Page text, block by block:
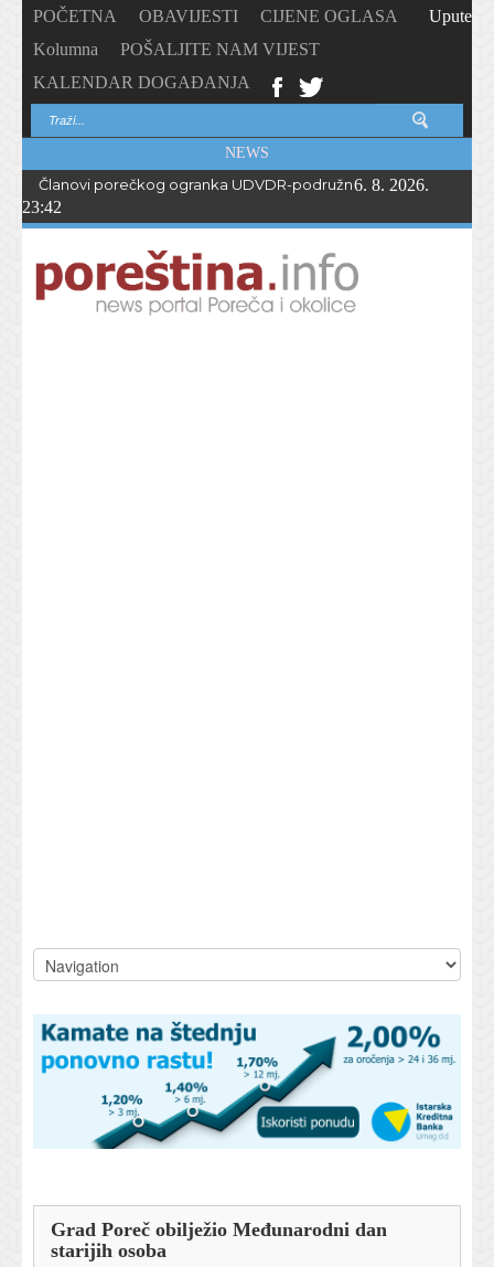
POČETNA OBAVIJESTI
CIJENE OGLASA
Kolumna
POŠALJITE NAM VIJEST
KALENDAR DOGAĐANJA
Upute
NEWS
Članovi porečkog ogranka UDVDR-podružnice Istarske
6. 8. 2026.
23:42
Grad Poreč obilježio Međunarodni dan
starijih osoba